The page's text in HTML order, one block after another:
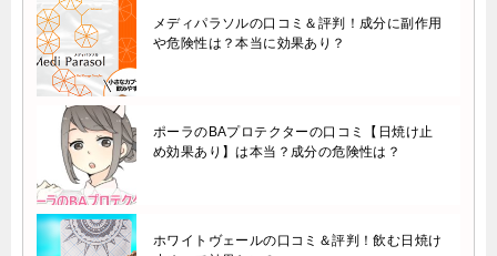
メディパラソルの口コミ＆評判！成分に副作用
や危険性は？本当に効果あり？
ポーラのBAプロテクターの口コミ【日焼け止
め効果あり】は本当？成分の危険性は？
ホワイトヴェールの口コミ＆評判！飲む日焼け